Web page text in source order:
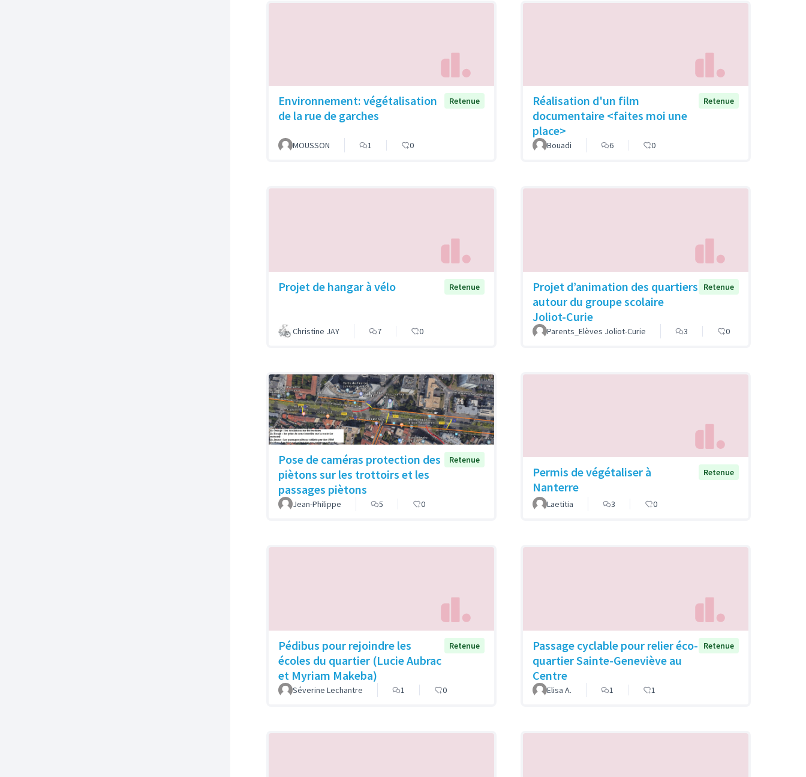
Environnement: végétalisation
de la rue de garches
Retenue
MOUSSON 1 0
Réalisation d'un film
documentaire <faites moi une
place>
Retenue
Bouadi 6 0
Projet de hangar à vélo Retenue
Christine JAY 7 0
Projet d’animation des quartiers
autour du groupe scolaire
Joliot-Curie
Retenue
Parents_Elèves Joliot-Curie 3 0
Pose de caméras protection des
piètons sur les trottoirs et les
passages piètons
Retenue
Jean-Philippe 5 0
Permis de végétaliser à
Nanterre
Retenue
Laetitia 3 0
Pédibus pour rejoindre les
écoles du quartier (Lucie Aubrac
et Myriam Makeba)
Retenue
Séverine Lechantre 1 0
Passage cyclable pour relier éco-
quartier Sainte-Geneviève au
Centre
Retenue
Elisa A. 1 1